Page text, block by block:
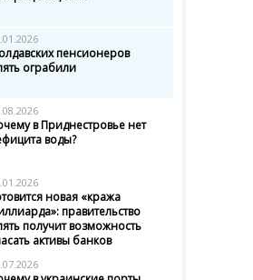
пенсионеров
ограбили
в Приднестровье нет
воды?
новая «кража
правительство
получит возможность
активы банков